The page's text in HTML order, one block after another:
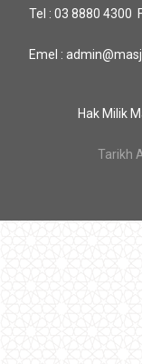
Tel : 03 8880 4300
Emel :
Hak Milik
Tarikh